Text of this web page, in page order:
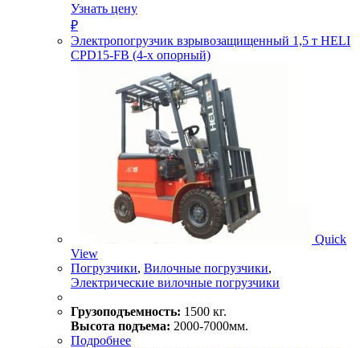
Узнать цену
₽
Электропогрузчик взрывозащищенный 1,5 т HELI
CPD15-FB (4-х опорный)
Quick
View
Погрузчики, Вилочные погрузчики,
Электрические вилочные погрузчики
Грузоподъемность: 1500 кг.
Высота подъема: 2000-7000мм.
Подробнее